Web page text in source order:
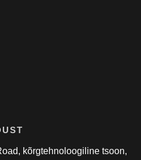
kõrgtehnoloogiline tsoon,